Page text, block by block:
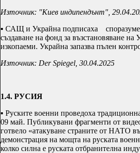
Източник: "Киев индипендънт",
▪ САЩ и Украйна подписаха
създаване на фонд за възстановяване
изкопаеми. Украйна запазва пълен
Източник: Der Spiegel , 30.04.2025
1.4. РУСИЯ
▪ Руските военни проведоха
09 май. Публикувани фрагменти от
готвело «атакуване страните от НАТО
демонстрация на мощта на руската
колко силна е руската отбранителна